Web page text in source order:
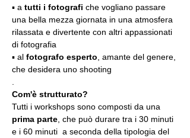
▪️ a tutti i fotografi che vogliano passare
una bella mezza giornata in una atmosfera
rilassata e divertente con altri appassionati
di fotografia
▪️ al fotografo esperto , amante del genere,
che desidera uno shooting
Com'è strutturato?
Tutti i workshops sono composti da una
prima parte , che può durare tra i 30 minuti
e i 60 minuti  a seconda della tipologia del